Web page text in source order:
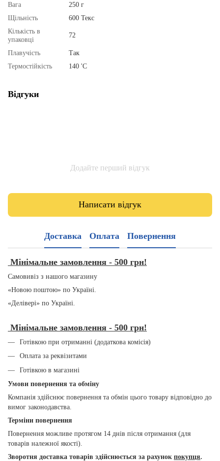
Вага
250 г
Щільність
600 Текс
Кількість в
упаковці
72
Плавучість
Так
Термостійкість
140 'С
Відгуки
Додайте перший відгук
Написати відгук
Доставка Оплата Повернення
Мінімальне замовлення - 500 грн!
Самовивіз з нашого магазину
«Новою поштою» по Україні.
«Делівері» по Україні.
Мінімальне замовлення - 500 грн!
Готівкою при отриманні (додаткова комісія)
Оплата за реквізитами
Готівкою в магазині
Умови повернення та обміну
Компанія здійснює повернення та обмін цього товару відповідно до
вимог законодавства.
Терміни повернення
Повернення можливе протягом 14 днів після отримання (для
товарів належної якості).
Зворотня доставка товарів здійснюється за рахунок покупця.